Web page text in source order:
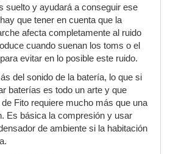
suelto y ayudará a conseguir ese
que tener en cuenta que la
afecta completamente al ruido
cuando suenan los toms o el
evitar en lo posible este ruido.
del sonido de la batería, lo que si
baterías es todo un arte y que
Fito requiere mucho más que una
Es básica la compresión y usar
de ambiente si la habitación